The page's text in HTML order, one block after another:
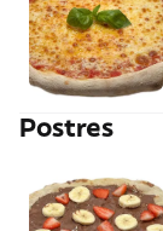
Postres